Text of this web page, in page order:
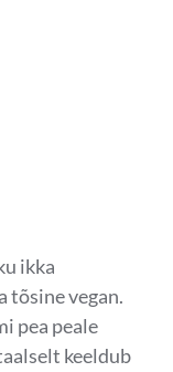
ikka
tõsine vegan.
pea peale
keeldub